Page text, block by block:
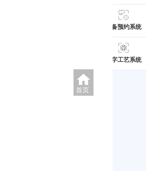
设备预约系统
数字工艺系统
首页